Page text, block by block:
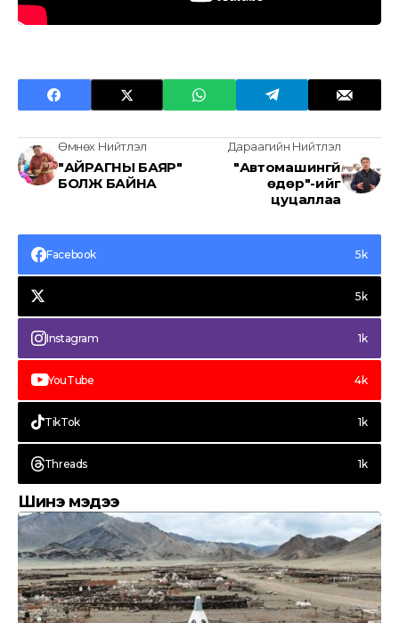
Өмнөх Нийтлэл
"АЙРАГНЫ БАЯР"
БОЛЖ БАЙНА
Дараагийн Нийтлэл
"Автомашингүй
өдөр"-ийг
цуцаллаа
Facebook 5k
5k
Instagram 1k
YouTube 4k
TikTok 1k
Threads 1k
Шинэ мэдээ